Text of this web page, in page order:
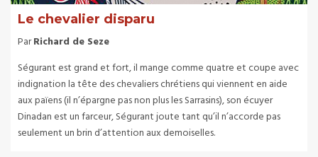
Le chevalier disparu
ParRichard de Seze
Ségurant est grand et fort, il mange comme quatre et coupe avec
indignation la tête des chevaliers chrétiens qui viennent en aide
aux païens (il n’épargne pas non plus les Sarrasins), son écuyer
Dinadan est un farceur, Ségurant joute tant qu’il n’accorde pas
seulement un brin d’attention aux demoiselles.